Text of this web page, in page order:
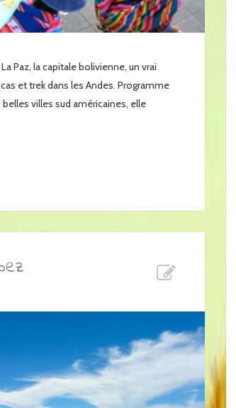
Paz, la capitale bolivienne, un vrai
et trek dans les Andes. Programme
villes sud américaines, elle